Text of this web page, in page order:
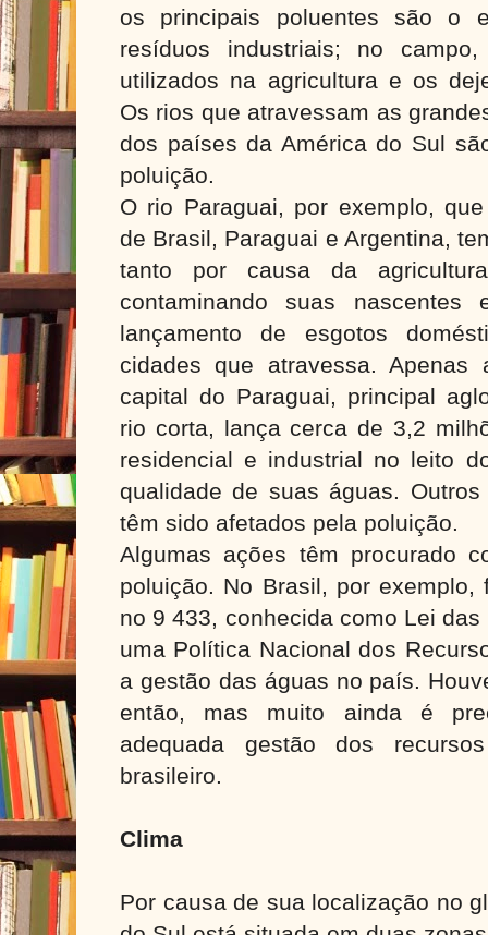
os principais poluentes são o
resíduos industriais; no
utilizados na agricultura e os
Os rios que atravessam as
dos países da América do Sul
poluição.
O rio Paraguai, por exemplo,
de Brasil, Paraguai e Argentina,
tanto por causa da
contaminando suas
lançamento de esgotos
cidades que atravessa. Apenas
capital do Paraguai, principal
rio corta, lança cerca de 3,2
residencial e industrial no leito
qualidade de suas águas.
têm sido afetados pela poluição.
Algumas ações têm procurado
poluição. No Brasil, por
no 9 433, conhecida como Lei
uma Política Nacional dos
a gestão das águas no país.
então, mas muito ainda é
adequada gestão dos
brasileiro.
Clima
Por causa de sua localização no